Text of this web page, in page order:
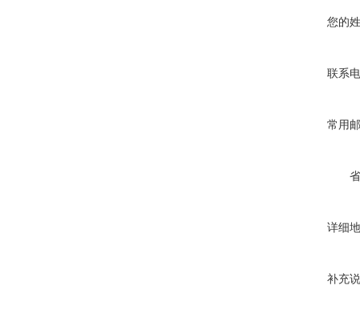
您的
联系
常用
详细
补充